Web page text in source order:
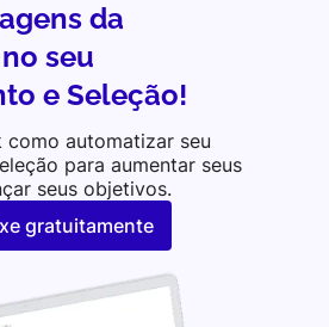
da
seu
e Seleção!
como automatizar seu
para aumentar seus
seus objetivos.
gratuitamente